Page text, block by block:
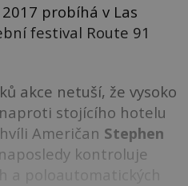
probíhá v Las
festival Route 91
akce netuší, že vysoko
stojícího hotelu
Američan Stephen
kontroluje
a poloautomatických